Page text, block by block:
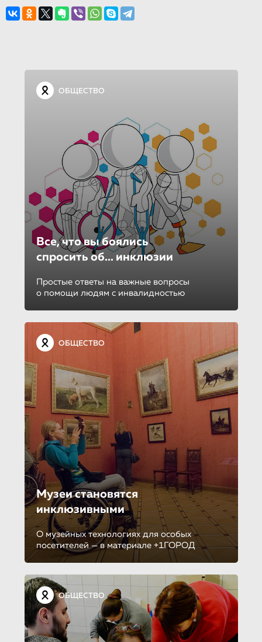
ОБЩЕСТВО
Все, что вы боялись
спросить об... инклюзии
Простые ответы на важные вопросы
о помощи людям с инвалидностью
ОБЩЕСТВО
Музеи становятся
инклюзивными
О музейных технологиях для особых
посетителей — в материале +1ГОРОД
ОБЩЕСТВО